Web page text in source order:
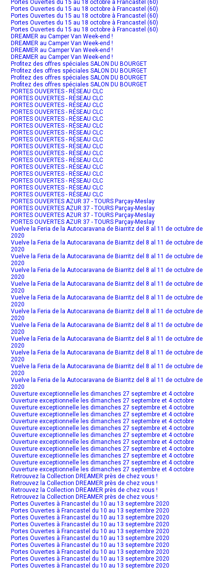
Portes Ouvertes du 15 au 18 octobre à Francastel (60)
Portes Ouvertes du 15 au 18 octobre à Francastel (60)
Portes Ouvertes du 15 au 18 octobre à Francastel (60)
Portes Ouvertes du 15 au 18 octobre à Francastel (60)
Portes Ouvertes du 15 au 18 octobre à Francastel (60)
DREAMER au Camper Van Week-end !
DREAMER au Camper Van Week-end !
DREAMER au Camper Van Week-end !
DREAMER au Camper Van Week-end !
Profitez des offres spéciales SALON DU BOURGET
Profitez des offres spéciales SALON DU BOURGET
Profitez des offres spéciales SALON DU BOURGET
Profitez des offres spéciales SALON DU BOURGET
PORTES OUVERTES - RÉSEAU CLC
PORTES OUVERTES - RÉSEAU CLC
PORTES OUVERTES - RÉSEAU CLC
PORTES OUVERTES - RÉSEAU CLC
PORTES OUVERTES - RÉSEAU CLC
PORTES OUVERTES - RÉSEAU CLC
PORTES OUVERTES - RÉSEAU CLC
PORTES OUVERTES - RÉSEAU CLC
PORTES OUVERTES - RÉSEAU CLC
PORTES OUVERTES - RÉSEAU CLC
PORTES OUVERTES - RÉSEAU CLC
PORTES OUVERTES - RÉSEAU CLC
PORTES OUVERTES - RÉSEAU CLC
PORTES OUVERTES - RÉSEAU CLC
PORTES OUVERTES - RÉSEAU CLC
PORTES OUVERTES - RÉSEAU CLC
PORTES OUVERTES AZUR 37 - TOURS Parçay-Meslay
PORTES OUVERTES AZUR 37 - TOURS Parçay-Meslay
PORTES OUVERTES AZUR 37 - TOURS Parçay-Meslay
PORTES OUVERTES AZUR 37 - TOURS Parçay-Meslay
Vuelve la Feria de la Autocaravana de Biarritz del 8 al 11 de octubre de
2020
Vuelve la Feria de la Autocaravana de Biarritz del 8 al 11 de octubre de
2020
Vuelve la Feria de la Autocaravana de Biarritz del 8 al 11 de octubre de
2020
Vuelve la Feria de la Autocaravana de Biarritz del 8 al 11 de octubre de
2020
Vuelve la Feria de la Autocaravana de Biarritz del 8 al 11 de octubre de
2020
Vuelve la Feria de la Autocaravana de Biarritz del 8 al 11 de octubre de
2020
Vuelve la Feria de la Autocaravana de Biarritz del 8 al 11 de octubre de
2020
Vuelve la Feria de la Autocaravana de Biarritz del 8 al 11 de octubre de
2020
Vuelve la Feria de la Autocaravana de Biarritz del 8 al 11 de octubre de
2020
Vuelve la Feria de la Autocaravana de Biarritz del 8 al 11 de octubre de
2020
Vuelve la Feria de la Autocaravana de Biarritz del 8 al 11 de octubre de
2020
Vuelve la Feria de la Autocaravana de Biarritz del 8 al 11 de octubre de
2020
Ouverture exceptionnelle les dimanches 27 septembre et 4 octobre
Ouverture exceptionnelle les dimanches 27 septembre et 4 octobre
Ouverture exceptionnelle les dimanches 27 septembre et 4 octobre
Ouverture exceptionnelle les dimanches 27 septembre et 4 octobre
Ouverture exceptionnelle les dimanches 27 septembre et 4 octobre
Ouverture exceptionnelle les dimanches 27 septembre et 4 octobre
Ouverture exceptionnelle les dimanches 27 septembre et 4 octobre
Ouverture exceptionnelle les dimanches 27 septembre et 4 octobre
Ouverture exceptionnelle les dimanches 27 septembre et 4 octobre
Ouverture exceptionnelle les dimanches 27 septembre et 4 octobre
Ouverture exceptionnelle les dimanches 27 septembre et 4 octobre
Ouverture exceptionnelle les dimanches 27 septembre et 4 octobre
Retrouvez la Collection DREAMER près de chez vous !
Retrouvez la Collection DREAMER près de chez vous !
Retrouvez la Collection DREAMER près de chez vous !
Retrouvez la Collection DREAMER près de chez vous !
Portes Ouvertes à Francastel du 10 au 13 septembre 2020
Portes Ouvertes à Francastel du 10 au 13 septembre 2020
Portes Ouvertes à Francastel du 10 au 13 septembre 2020
Portes Ouvertes à Francastel du 10 au 13 septembre 2020
Portes Ouvertes à Francastel du 10 au 13 septembre 2020
Portes Ouvertes à Francastel du 10 au 13 septembre 2020
Portes Ouvertes à Francastel du 10 au 13 septembre 2020
Portes Ouvertes à Francastel du 10 au 13 septembre 2020
Portes Ouvertes à Francastel du 10 au 13 septembre 2020
Portes Ouvertes à Francastel du 10 au 13 septembre 2020